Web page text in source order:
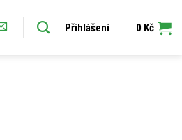
Přihlášení 0 Kč